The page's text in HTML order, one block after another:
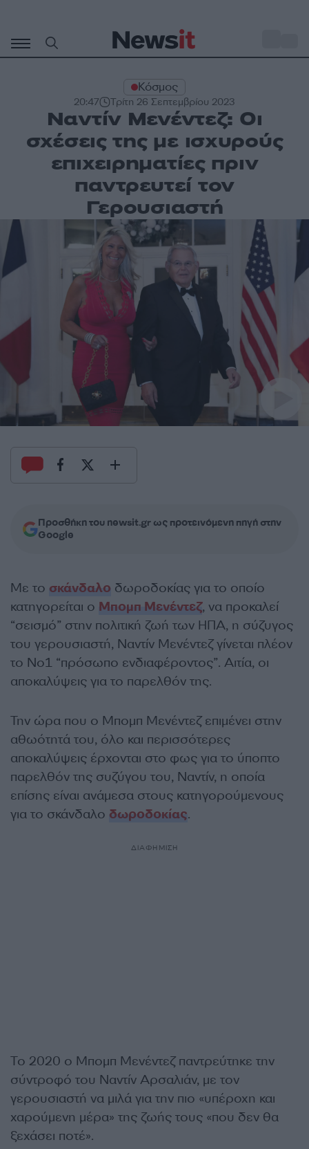
περιεχόμενο
Κόσμος
20:47 Τρίτη 26 Σεπτεμβρίου 2023
Ναντίν Μενέντεζ: Οι
σχέσεις της με ισχυρούς
επιχειρηματίες πριν
παντρευτεί τον
Γερουσιαστή
Προσθήκη του newsit.gr ως προτεινόμενη πηγή στην
Google
Με το σκάνδαλο δωροδοκίας για το οποίο
κατηγορείται ο Μπομπ Μενέντεζ, να προκαλεί
“σεισμό” στην πολιτική ζωή των ΗΠΑ, η σύζυγος
του γερουσιαστή, Ναντίν Μενέντεζ γίνεται πλέον
το Νο1 “πρόσωπο ενδιαφέροντος”. Αιτία, οι
αποκαλύψεις για το παρελθόν της.
Την ώρα που ο Μπομπ Μενέντεζ επιμένει στην
αθωότητά του, όλο και περισσότερες
αποκαλύψεις έρχονται στο φως για το ύποπτο
παρελθόν της συζύγου του, Ναντίν, η οποία
επίσης είναι ανάμεσα στους κατηγορούμενους
για το σκάνδαλο δωροδοκίας.
ΔΙΑΦΗΜΙΣΗ
Το 2020 ο Μπομπ Μενέντεζ παντρεύτηκε την
σύντροφό του Ναντίν Αρσαλιάν, με τον
γερουσιαστή να μιλά για την πιο «υπέροχη και
χαρούμενη μέρα» της ζωής τους «που δεν θα
ξεχάσει ποτέ».